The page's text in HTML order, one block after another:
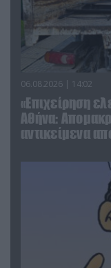
06.08.2026 | 14:02
«Επιχείρηση
Αθήνα:
αντικείμενα